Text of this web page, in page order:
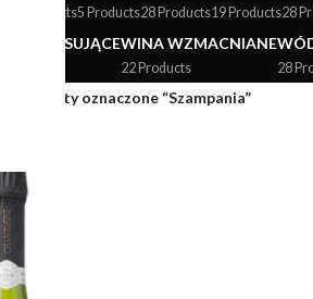
24 Products5 Products28 Products19 Products28
WINA MUSUJĄCEWINA WZMACNIANE
22 Products 28
Produkty oznaczone “Szampania”